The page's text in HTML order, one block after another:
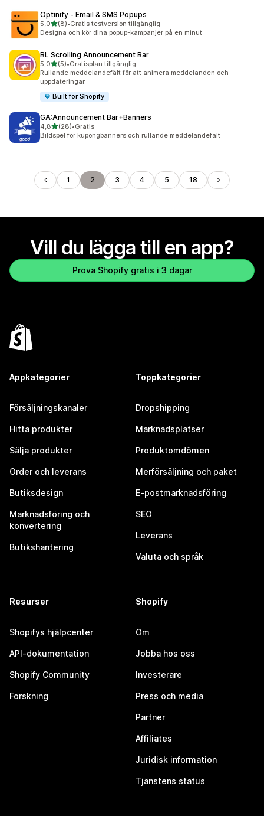
Optinify ‑ Email & SMS Popups
5,0av 5 stjärnor
(8)
8 recensioner totalt
•Gratis testversion tillgänglig
Designa och kör dina popup-kampanjer på en minut
BL Scrolling Announcement Bar
5,0av 5 stjärnor
(5)
5 recensioner totalt
•Gratisplan tillgänglig
Rullande meddelandefält för att animera meddelanden och
uppdateringar.
Built for Shopify
GA:Announcement Bar+Banners
4,8av 5 stjärnor
(28)
28 recensioner totalt
•Gratis
Bildspel för kupongbanners och rullande meddelandefält
1 2 3 4 5 18
Vill du lägga till en app?
Prova Shopify gratis i 3 dagar
Appkategorier
Försäljningskanaler
Hitta produkter
Sälja produkter
Order och leverans
Butiksdesign
Marknadsföring och
konvertering
Butikshantering
Toppkategorier
Dropshipping
Marknadsplatser
Produktomdömen
Merförsäljning och paket
E-postmarknadsföring
SEO
Leverans
Valuta och språk
Resurser
Shopifys hjälpcenter
API-dokumentation
Shopify Community
Forskning
Shopify
Om
Jobba hos oss
Investerare
Press och media
Partner
Affiliates
Juridisk information
Tjänstens status